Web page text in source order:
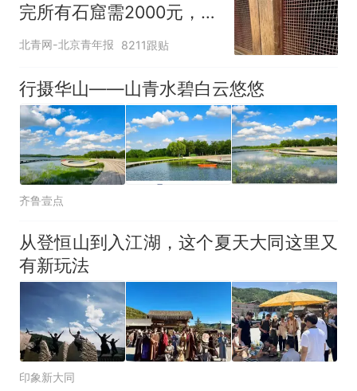
完所有石窟需2000元，景
区：部分石窟受特别保
护，游客可按需买
北青网-北京青年报 8211跟贴
行摄华山——山青水碧白云悠悠
齐鲁壹点
从登恒山到入江湖，这个夏天大同这里又
有新玩法
印象新大同